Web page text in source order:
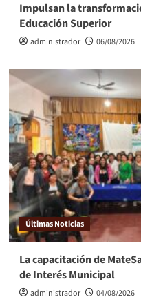
Impulsan la
Educación Superior
administrador 06/08/2026
Últimas Noticias
La capacitación de
de Interés Municipal
administrador 04/08/2026